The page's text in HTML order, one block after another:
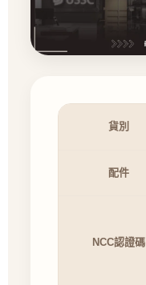
貨別
配件
NCC認證碼